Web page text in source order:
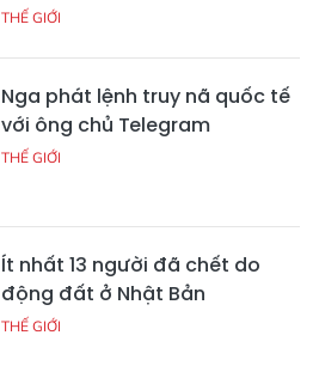
THẾ GIỚI
Nga phát lệnh truy nã quốc tế
với ông chủ Telegram
THẾ GIỚI
Ít nhất 13 người đã chết do
động đất ở Nhật Bản
THẾ GIỚI